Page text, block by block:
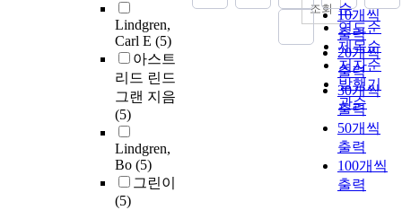
Lindgren,
Carl E (5)
아스트
리드 린드
그랜 지음
(5)
Lindgren,
Bo (5)
그린이
(5)
순
연도순
제목순
저자순
발행기
관순
10개씩
출력
20개씩
출력
30개씩
출력
50개씩
출력
100개씩
출력
조회